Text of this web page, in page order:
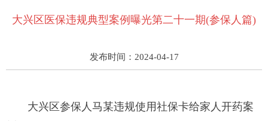
大兴区医保违规典型案例曝光第二十一期(参保人篇)
发布时间：2024-04-17
大兴区参保人马某违规使用社保卡给家人开药案